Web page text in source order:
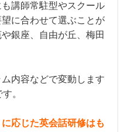
講師常駐型やスクール
に合わせて選ぶことが
銀座、自由が丘、梅田
内容などで変動します
。
応じた英会話研修はも